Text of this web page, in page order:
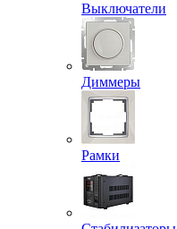
Выключатели
Диммеры
Рамки